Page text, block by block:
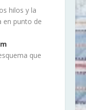
hilos y la
en punto de
que